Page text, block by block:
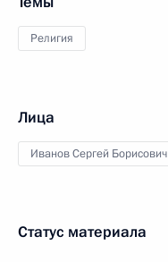
Религия
Лица
Иванов Сергей Борисович
Статус материала